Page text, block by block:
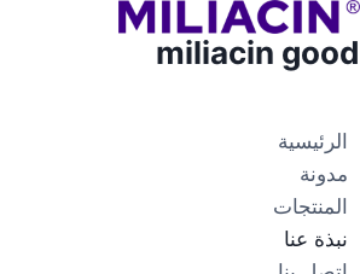
miliacin good
الرئيسية
مدونة
المنتجات
نبذة عنا